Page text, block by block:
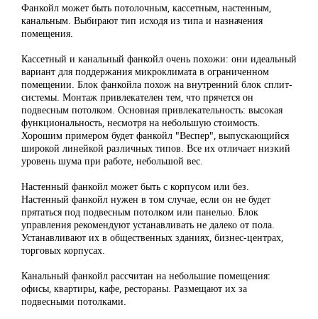
Фанкойл может быть потолочным, кассетным, настенным,
канальным. Выбирают тип исходя из типа и назначения
помещения.
Кассетный и канальный фанкойл очень похожи: они идеальный
вариант для поддержания микроклимата в ограниченном
помещении. Блок фанкойла похож на внутренний блок сплит-
системы. Монтаж привлекателен тем, что прячется он
подвесным потолком. Основная привлекательность: высокая
функциональность, несмотря на небольшую стоимость.
Хорошим примером будет фанкойл "Веспер", выпускающийся
широкой линейкой различных типов. Все их отличает низкий
уровень шума при работе, небольшой вес.
Настенный фанкойл может быть с корпусом или без.
Настенный фанкойл нужен в том случае, если он не будет
прятаться под подвесным потолком или панелью. Блок
управления рекомендуют устанавливать не далеко от пола.
Устанавливают их в общественных зданиях, бизнес-центрах,
торговых корпусах.
Канальный фанкойл рассчитан на небольшие помещения:
офисы, квартиры, кафе, рестораны. Размещают их за
подвесными потолками.